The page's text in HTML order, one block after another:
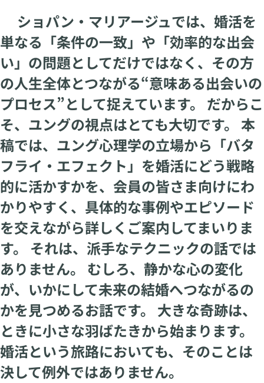
ショパン・マリアージュでは、婚活を
単なる「条件の一致」や「効率的な出会
い」の問題としてだけではなく、その方
の人生全体とつながる“意味ある出会いの
プロセス”として捉えています。 だからこ
そ、ユングの視点はとても大切です。 本
稿では、ユング心理学の立場から「バタ
フライ・エフェクト」を婚活にどう戦略
的に活かすかを、会員の皆さま向けにわ
かりやすく、具体的な事例やエピソード
を交えながら詳しくご案内してまいりま
す。 それは、派手なテクニックの話では
ありません。 むしろ、静かな心の変化
が、いかにして未来の結婚へつながるの
かを見つめるお話です。 大きな奇跡は、
ときに小さな羽ばたきから始まります。
婚活という旅路においても、そのことは
決して例外ではありません。